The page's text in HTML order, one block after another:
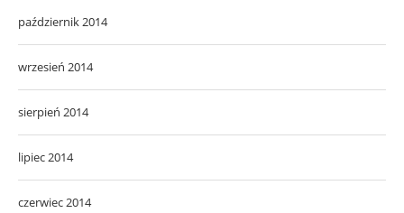
październik 2014
wrzesień 2014
sierpień 2014
lipiec 2014
czerwiec 2014